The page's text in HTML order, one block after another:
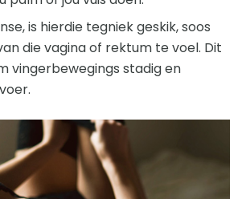
is hierdie tegniek geskik, soos
die vagina of rektum te voel. Dit
vingerbewegings stadig en